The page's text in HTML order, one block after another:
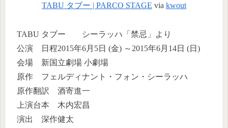
TABU タブー | PARCO STAGE via kwout
TABU タブー シーラッハ「禁忌」より
公演 日程2015年6月5日 (金) ～2015年6月14日 (日)
会場 新国立劇場 小劇場
原作 フェルディナント・フォン・シーラッハ
原作翻訳 酒寄進一
上演台本 木内宏昌
演出 深作健太